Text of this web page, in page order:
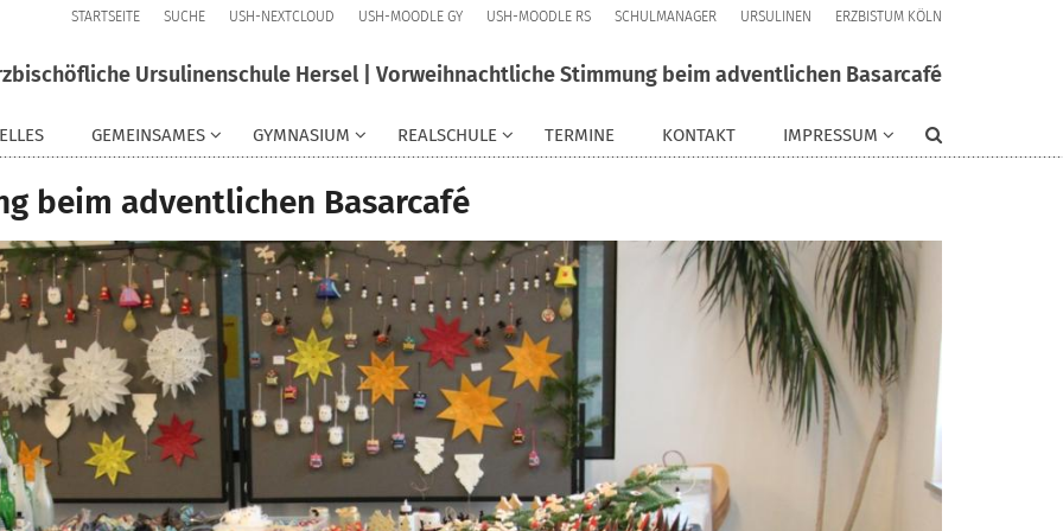
STARTSEITE SUCHE USH-NEXTCLOUD USH-MOODLE GY USH-MOODLE RS SCHULMANAGER URSULINEN ERZBISTUM KÖLN
Ursulinenschule Hersel | Vorweihnachtliche Stimmung beim adventlichen Basarcafé
GEMEINSAMES GYMNASIUM REALSCHULE TERMINE KONTAKT IMPRESSUM
beim adventlichen Basarcafé